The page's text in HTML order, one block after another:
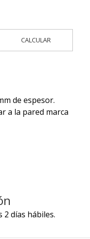
CALCULAR
de espesor.
a la pared marca
2 días hábiles.